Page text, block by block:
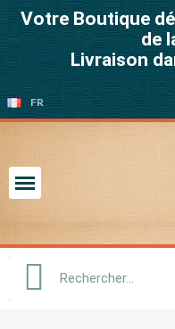
Votre Boutique
de
Livraison
FR